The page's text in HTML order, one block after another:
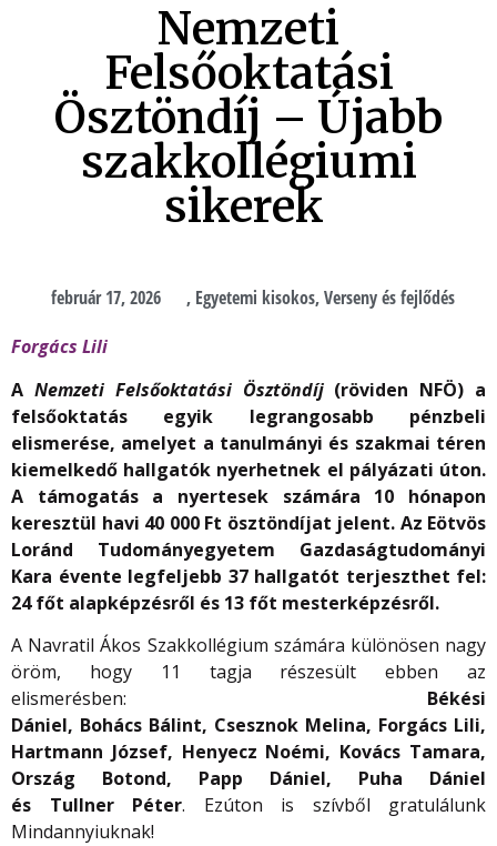
Nemzeti
Felsőoktatási
Ösztöndíj – Újabb
szakkollégiumi
sikerek
február 17, 2026 , Egyetemi kisokos,Verseny és fejlődés
Forgács Lili
A Nemzeti Felsőoktatási Ösztöndíj(röviden NFÖ) a
felsőoktatás egyik legrangosabb pénzbeli
elismerése, amelyet a tanulmányi és szakmai téren
kiemelkedő hallgatók nyerhetnek el pályázati úton.
A támogatás a nyertesek számára 10 hónapon
keresztül havi 40 000 Ft ösztöndíjat jelent. Az Eötvös
Loránd Tudományegyetem Gazdaságtudományi
Kara évente legfeljebb 37 hallgatót terjeszthet fel:
24 főt alapképzésről és 13 főt mesterképzésről.
A Navratil Ákos Szakkollégium számára különösen nagy
öröm, hogy 11 tagja részesült ebben az
elismerésben: Békési
Dániel, Bohács Bálint, Csesznok Melina, Forgács Lili,
Hartmann József, Henyecz Noémi, Kovács Tamara,
Ország Botond, Papp Dániel, Puha Dániel
és Tullner Péter. Ezúton is szívből gratulálunk
Mindannyiuknak!